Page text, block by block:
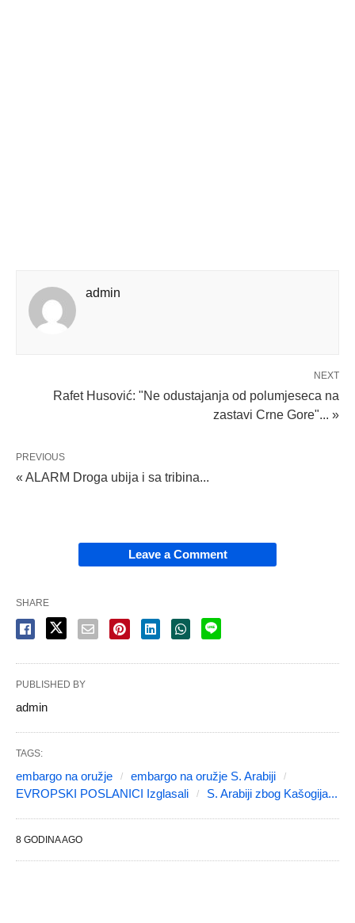
admin
NEXT
Rafet Husović: "Ne odustajanja od polumjeseca na
zastavi Crne Gore"... »
PREVIOUS
« ALARM Droga ubija i sa tribina...
Leave a Comment
SHARE
PUBLISHED BY
admin
TAGS:
embargo na oružje
embargo na oružje S. Arabiji
EVROPSKI POSLANICI Izglasali
S. Arabiji zbog Kašogija...
8 GODINA AGO